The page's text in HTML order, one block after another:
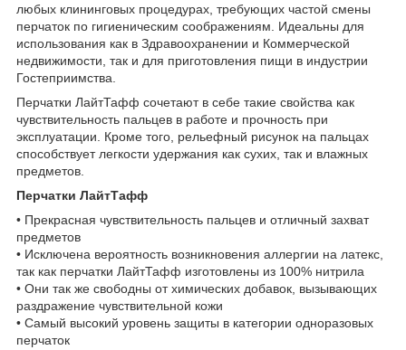
любых клининговых процедурах, требующих частой смены
перчаток по гигиеническим соображениям. Идеальны для
использования как в Здравоохранении и Коммерческой
недвижимости, так и для приготовления пищи в индустрии
Гостеприимства.
Перчатки ЛайтТафф сочетают в себе такие свойства как
чувствительность пальцев в работе и прочность при
эксплуатации. Кроме того, рельефный рисунок на пальцах
способствует легкости удержания как сухих, так и влажных
предметов.
Перчатки ЛайтТафф
• Прекрасная чувствительность пальцев и отличный захват
предметов
• Исключена вероятность возникновения аллергии на латекс,
так как перчатки ЛайтТафф изготовлены из 100% нитрила
• Они так же свободны от химических добавок, вызывающих
раздражение чувствительной кожи
• Самый высокий уровень защиты в категории одноразовых
перчаток